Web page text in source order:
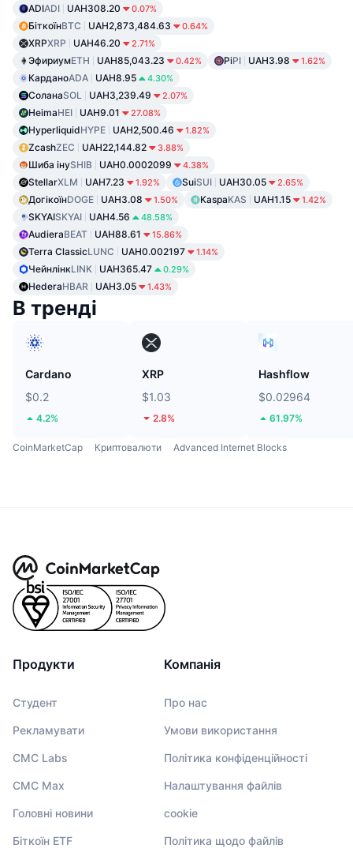
ADIADI UAH308.20 0.07%
БіткоїнBTC UAH2,873,484.63 0.64%
XRPXRP UAH46.20 2.71%
ЭфириумETH UAH85,043.23 0.42% PiPI UAH3.98 1.62%
КарданоADA UAH8.95 4.30%
СоланаSOL UAH3,239.49 2.07%
HeimaHEI UAH9.01 27.08%
HyperliquidHYPE UAH2,500.46 1.82%
ZcashZEC UAH22,144.82 3.88%
Шиба інуSHIB UAH0.0002099 4.38%
StellarXLM UAH7.23 1.92% SuiSUI UAH30.05 2.65%
ДогікоїнDOGE UAH3.08 1.50% KaspaKAS UAH1.15 1.42%
SKYAISKYAI UAH4.56 48.58%
AudieraBEAT UAH88.61 15.86%
Terra ClassicLUNC UAH0.002197 1.14%
ЧейнлінкLINK UAH365.47 0.29%
HederaHBAR UAH3.05 1.43%
В тренді
Cardano
$0.2
4.2%
XRP
$1.03
2.8%
Hashflow
$0.02964
61.97%
CoinMarketCap Криптовалюти Advanced Internet Blocks
Продукти
Студент
Рекламувати
CMC Labs
CMC Max
Головні новини
Біткоїн ETF
Компанія
Про нас
Умови використання
Політика конфіденційності
Налаштування файлів
cookie
Політика щодо файлів